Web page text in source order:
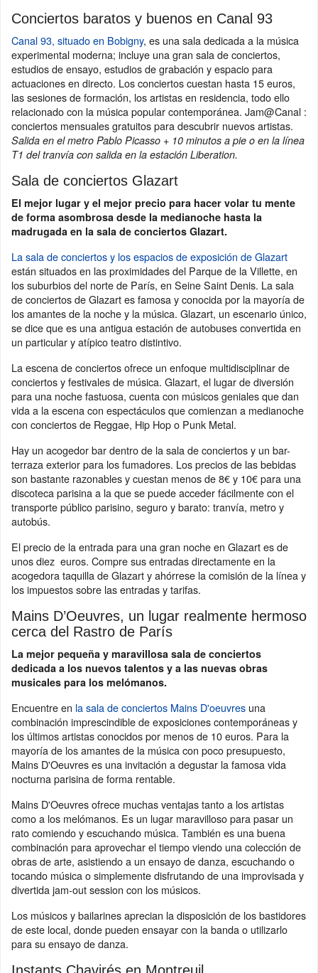
Conciertos baratos y buenos en Canal 93
Canal 93, situado en Bobigny, es una sala dedicada a la música
experimental moderna; incluye una gran sala de conciertos,
estudios de ensayo, estudios de grabación y espacio para
actuaciones en directo. Los conciertos cuestan hasta 15 euros,
las sesiones de formación, los artistas en residencia, todo ello
relacionado con la música popular contemporánea. Jam@Canal :
conciertos mensuales gratuitos para descubrir nuevos artistas.
Salida en el metro Pablo Picasso + 10 minutos a pie o en la línea
T1 del tranvía con salida en la estación Liberation.
Sala de conciertos Glazart
El mejor lugar y el mejor precio para hacer volar tu mente
de forma asombrosa desde la medianoche hasta la
madrugada en la sala de conciertos Glazart.
La sala de conciertos y los espacios de exposición de Glazart
están situados en las proximidades del Parque de la Villette, en
los suburbios del norte de París, en Seine Saint Denis. La sala
de conciertos de Glazart es famosa y conocida por la mayoría de
los amantes de la noche y la música. Glazart, un escenario único,
se dice que es una antigua estación de autobuses convertida en
un particular y atípico teatro distintivo.
La escena de conciertos ofrece un enfoque multidisciplinar de
conciertos y festivales de música. Glazart, el lugar de diversión
para una noche fastuosa, cuenta con músicos geniales que dan
vida a la escena con espectáculos que comienzan a medianoche
con conciertos de Reggae, Hip Hop o Punk Metal.
Hay un acogedor bar dentro de la sala de conciertos y un bar-
terraza exterior para los fumadores. Los precios de las bebidas
son bastante razonables y cuestan menos de 8€ y 10€ para una
discoteca parisina a la que se puede acceder fácilmente con el
transporte público parisino, seguro y barato: tranvía, metro y
autobús.
El precio de la entrada para una gran noche en Glazart es de
unos diez euros. Compre sus entradas directamente en la
acogedora taquilla de Glazart y ahórrese la comisión de la línea y
los impuestos sobre las entradas y tarifas.
Mains D’Oeuvres, un lugar realmente hermoso
cerca del Rastro de París
La mejor pequeña y maravillosa sala de conciertos
dedicada a los nuevos talentos y a las nuevas obras
musicales para los melómanos.
Encuentre en la sala de conciertos Mains D'oeuvres una
combinación imprescindible de exposiciones contemporáneas y
los últimos artistas conocidos por menos de 10 euros. Para la
mayoría de los amantes de la música con poco presupuesto,
Mains D'Oeuvres es una invitación a degustar la famosa vida
nocturna parisina de forma rentable.
Mains D'Oeuvres ofrece muchas ventajas tanto a los artistas
como a los melómanos. Es un lugar maravilloso para pasar un
rato comiendo y escuchando música. También es una buena
combinación para aprovechar el tiempo viendo una colección de
obras de arte, asistiendo a un ensayo de danza, escuchando o
tocando música o simplemente disfrutando de una improvisada y
divertida jam-out session con los músicos.
Los músicos y bailarines aprecian la disposición de los bastidores
de este local, donde pueden ensayar con la banda o utilizarlo
para su ensayo de danza.